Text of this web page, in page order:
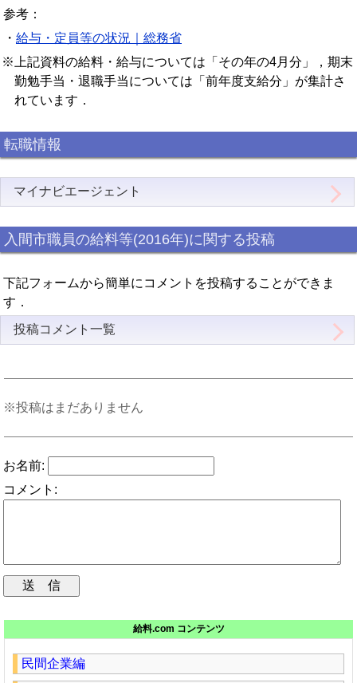
参考：
・ 給与・定員等の状況｜総務省
※上記資料の給料・給与については「その年の4月分」，期末
勤勉手当・退職手当については「前年度支給分」が集計さ
れています．
転職情報
マイナビエージェント
入間市職員の給料等(2016年)に関する投稿
下記フォームから簡単にコメントを投稿することができま
す．
投稿コメント一覧
※投稿はまだありません
お名前:
コメント:
給料.com コンテンツ
民間企業編